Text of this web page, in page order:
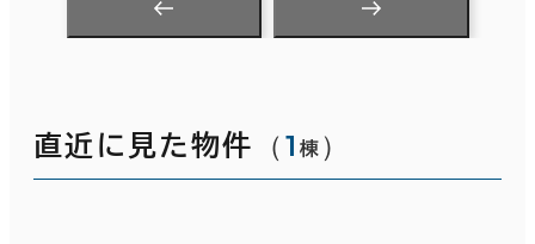
直近に見た物件 （1 棟 ）